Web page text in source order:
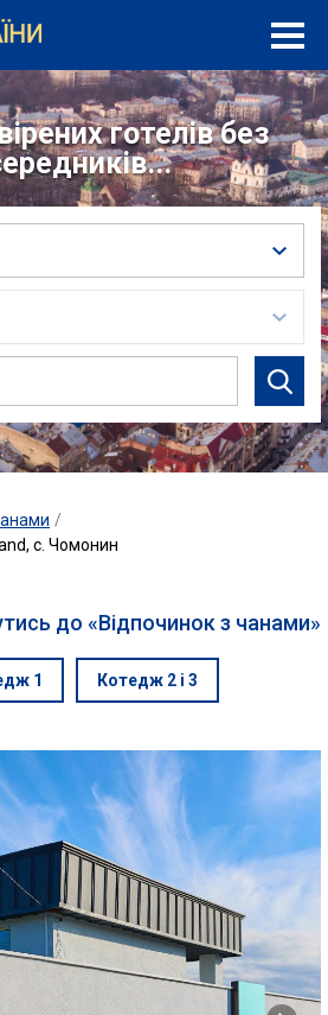
готелів без
/
с. Чомонин
до «Відпочинок з чанами»
1 Котедж 2 і 3